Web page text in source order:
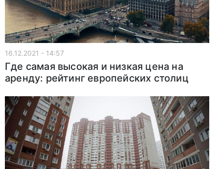
16.12.2021 - 14:57
Где самая высокая и низкая цена на
аренду: рейтинг европейских столиц